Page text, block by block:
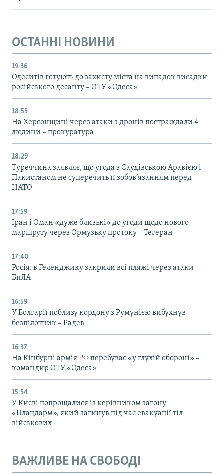
ОСТАННІ НОВИНИ
19:36
Одеситів готують до захисту міста на випадок висадки
російського десанту – ОТУ «Одеса»
18:55
На Херсонщині через атаки з дронів постраждали 4
людини – прокуратура
18:29
Туреччина заявляє, що угода з Саудівською Аравією і
Пакистаном не суперечить її зобов’язанням перед
НАТО
17:59
Іран і Оман «дуже близькі» до угоди щодо нового
маршруту через Ормузьку протоку – Тегеран
17:40
Росія: в Геленджику закрили всі пляжі через атаки
БпЛА
16:59
У Болгарії поблизу кордону з Румунією вибухнув
безпілотник – Радев
16:37
На Кінбурні армія РФ перебуває «у глухій обороні» –
командир ОТУ «Одеса»
15:54
У Києві попрощалися із керівником загону
«Плацдарм», який загинув під час евакуації тіл
військових
ВАЖЛИВЕ НА СВОБОДІ